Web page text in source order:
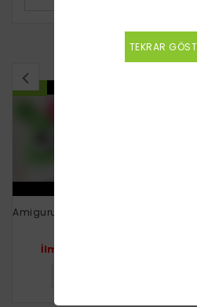
KANAL
YENI
Amigurumi şirin anahtarlık (English
İlmek İlmek bebek
TEKRAR